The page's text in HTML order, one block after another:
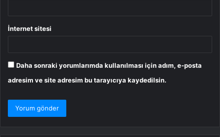
İnternet sitesi
Daha sonraki yorumlarımda kullanılması için adım, e-posta
adresim ve site adresim bu tarayıcıya kaydedilsin.